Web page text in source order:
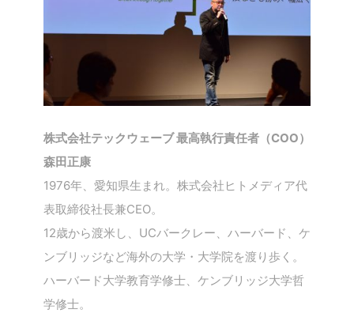
株式会社テックウェーブ 最高執行責任者（COO）
森田正康
1976年、愛知県生まれ。株式会社ヒトメディア代
表取締役社長兼CEO。
12歳から渡米し、UCバークレー、ハーバード、ケ
ンブリッジなど海外の大学・大学院を渡り歩く。
ハーバード大学教育学修士、ケンブリッジ大学哲
学修士。